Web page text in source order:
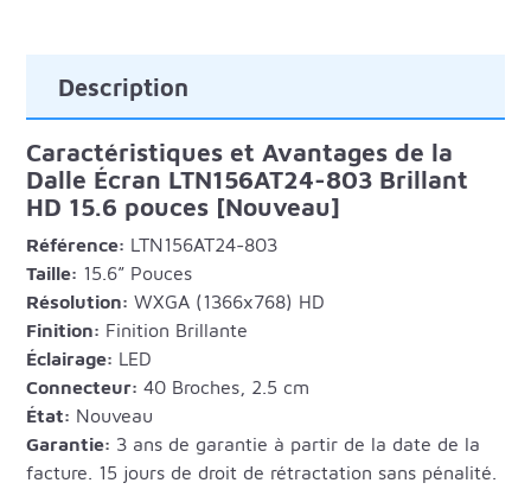
Description
Caractéristiques et Avantages de la
Dalle Écran LTN156AT24-803 Brillant
HD 15.6 pouces [Nouveau]
Référence: LTN156AT24-803
Taille: 15.6” Pouces
Résolution: WXGA (1366x768) HD
Finition: Finition Brillante
Éclairage: LED
Connecteur: 40 Broches, 2.5 cm
État: Nouveau
Garantie: 3 ans de garantie à partir de la date de la
facture. 15 jours de droit de rétractation sans pénalité.